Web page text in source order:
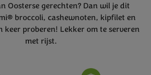
Oosterse gerechten? Dan wil je dit
broccoli, cashewnoten, kipfilet en
keer proberen! Lekker om te serveren
met rijst.